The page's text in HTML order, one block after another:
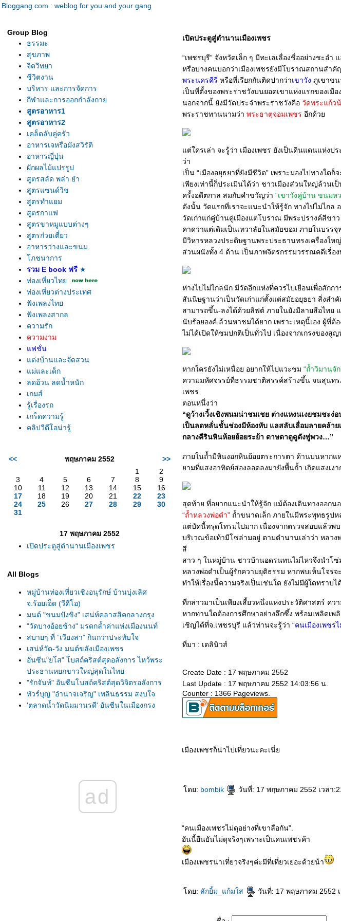
Bloggang.com : weblog for you and your gang
Group Blog
ธรรมะ
สุขภาพ
จิตวิทยา
ชีวิตงาน
บริหาร และการจัดการ
กีฬาและการออกกำลังกา
สูตรอาหาร1
สูตรอาหาร2
เคล็ดลับคู่ครัว
อาหารเจหรือมังสวิรัติ
อาหารญี่ปุ่น
ผักผลไม้แปรรูป
สูตรสลัด พล่า ยำ
สูตรแซนด์วิช
สูตรทำแยม
สูตรกาแฟ
สูตรขาหมูแบบต่างๆ
สูตรก๋วยเตี๋ยว
อาหารว่างและขนม
ภชนาการ
รวม E book ฟรี ★
ท่องเที่ยวไท
ท่องเที่ยวต่างประเทศ
ฟังเพลงไท
ฟังเพลงสากล
ความรัก
ความงาม
ฟชั่น
ต่งบ้านและจัดสวน
ม่และเด็ก
ลดอ้วน ลดน้ำหนัก
เกมส์
รู้เรื่องรถ
เกร็ดความรู้
คลิปวีดีโอน่ารู้
<< พฤษภาคม 2552
>>
1
2
3
4 5 6 7 8
9
10
11 12 13 14 15
16
17
18 19 20 21 22
23
24
25 26 27 28 29
30
31
17 พฤษภาคม 2552
เปิดประตูสู่ตำนานเมืองเพชร
All Blogs
หมู่บ้านท่องเที่ยวเชิงอนุรักษ์ บ้านบุ่งเลิศ
จ.ร้อยเอ็ด (วีดีโอ)
มนต์ "ขนมปังขิง" เสน่ห์คลาสสิคกลางกรุง
"วัดบางอ้อยช้าง" มรดกล้ำค่าแห่งเมืองนนท์
สบายๆ ที่ “เวียงสา” กินกว่าประทับใจ
เสน่ห์วัด-วัง มนต์ขลังเมืองเพชร
อันซีน"ยโส" โบสถ์คริสต์สุดอลังการ ไหว้พระ
ประธานหยกขาวใหญ่สุดในไท
"รักจันท์" อันซีนโบสถ์คริสต์สุดวิจิตรอลังการ
ทัวร์บุญ "อำนาจเจริญ" เพลินธรรม สงบใจ
'ตลาดน้ำวัดนิมมานรดี' อันซีนในเมืองกรุง
ท่องเที่ยวอย่างรู้คุณค่ากับ “การท่องเที่ยวโด
ad
เปิดประตูสู่ตำนานเมืองเพชร
“เพชรบุรี” จังหวัดเล็ก ๆ มีทะเลเลื่องชื่ออย่างชะอ
หรือบางคนบอกว่าเมืองเพชรยังมีโบราณสถานสำ
พระนครคีรี หรือที่เรียกกันติดปากว่าเขาวัง ภูเขาขน
เป็นที่ตั้งของพระราชวังบนยอดเขาแห่งแรกของเมื
นอกจากนี้ ยังมีวัดประจำพระราชวังคือ วัดพระแก้
พระราชทานนามว่า พระธาตุจอมเพชร อีกด้ว
ต่ใครเล่า จะรู้ว่า เมืองเพชร ยังเป็นดินแดนแห่งป
ว่า
เป็น “เมืองอยุธยาที่ยังมีชีวิต” เพราะมองไปทางใด
เพียงเท่านี้ก็ประเมินได้ว่า ชาวเมืองส่วนใหญ่ล้วน
ครั้งอดีตกาล สมกับคำขวัญว่า “เขาวังคู่บ้าน ขนมห
ดังนั้น วัดแรกที่เราจะแนะนำให้รู้จัก ทางไปไม่ไกล
วัดเก่าแก่คู่บ้านคู่เมืองแต่โบราณ มีพระปรางค์สีขา
คาดว่าแต่เดิมเป็นเทวาลัยในสมัยขอม ภายในบรรจุ
มีวิหารหลวงประดิษฐานพระประธานทรงเครื่องให
ส่วนผนังทั้ง 4 ด้าน เป็นภาพจิตรกรรมวรรณคดีเรื่อ
ห่างไปไม่ไกลนัก มีวัดอีกแห่งที่ควรไปเยือนเพื่อสักก
สันนิษฐานว่าเป็นวัดเก่าแก่ตั้งแต่สมัยอยุธยา สิ่งส
สามารถขึ้น-ลงได้ด้วยลิฟต์ ภายในยังมีลายสือไทย
นับร้อยองค์ ล้วนหาชมได้ยาก เพราะเหตุนี้เอง ผู้ที่
ไม่ได้เปิดให้ชมปกติเป็นทั่วไป เนื่องจากเกรงของสู
หากใครยังไม่เหนื่อย อยากให้ไปแวะชม “ถ้ำวิมานจัก
ความมหัศจรรย์ที่ธรรมชาติสรรค์สร้างขึ้น จนสุนท
เพชร
ตอนหนึ่งว่า
“ดูว้างเวิ้งเชิงพนมน่าชมเชย ต่างแหงนเงยชมชะง่
เป็นลดหลั่นชั้นช่องมีห้องหับ แลสลับเลื่อมลายคล้าย
กลางคีรินหินห้อยย้อยระย้า ดาษดาดูดูดังพู่พวง…”
ภายในถ้ำมีหินงอกหินย้อยตระการตา ด้านบนหาก
ามที่แสงอาทิตย์ส่องลอดลงมายังพื้นถ้ำ เกิดแสงเง
สุดท้าย ที่อยากแนะนำให้รู้จัก แม้ต้องเดินทางออกน
“ถ้ำหลวงพ่อดำ” ถ้ำขนาดเล็ก ภายในมีพระพุทธรูป
ต่บัดนี้ทรุดโทรมไปมาก เนื่องจากตรวจสอบแล้วพ
บริเวณข้อเท้ามีโซ่ล่ามอยู่ ตามตำนานเล่าว่า หลวง
สี
สาว ๆ ในหมู่บ้าน ชาวบ้านอดรนทนไม่ไหวจึงนำโ
หลวงพ่อดำเป็นผู้รักความยุติธรรม หากพบเห็นโจร
ทำให้เรื่องนี้ความจริงเป็นเช่นใด ยังไม่มีผู้ใดทราบได้
ที่กล่าวมาเป็นเพียงเสี้ยวหนึ่งแห่งประวัติศาสตร์ คว
หากท่านใดต้องการศึกษาอย่างลึกซึ้ง พร้อมเพลิดเ
เชิญได้ที่จ.เพชรบุรี แล้วท่านจะรู้ว่า “คนเมืองเพชร
ที่มา : เดลินิวส์
Create Date : 17 พฤษภาคม 2552
Last Update : 17 พฤษภาคม 2552 14:03:56 น.
Counter : 1366 Pageviews.
เมืองเพชรก็น่าไปเที่ยวนะคะเนี่
ดย: bombik วันที่: 17 พฤษภาคม 2552 เวลา
“คนเมืองเพชรไม่ดุอย่างที่เขาลือกัน”.
อันนี้ยืนยันไม่ดุจริงๆเพราะเป็นคนเพชรค้า
เมืองเพชรน่าเที่ยวจริงๆค่ะมีที่เที่ยวเยอะด้วยน้า
ดย: ลักยิ้ม_แก้มใส วันที่: 17 พฤษภาคม 2552